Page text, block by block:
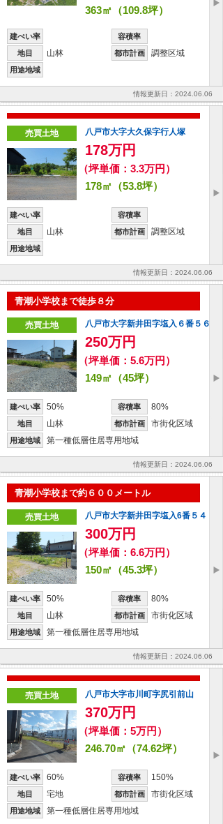
363㎡（109.8坪）
建ぺい率
容積率
地目
山林 都市計画 調整区域
用途地域
情報更新日：2024.06.06
売買土地 八戸市大字大久保字行人塚
178万円
（坪単価：3.3万円）
178㎡（53.8坪）
建ぺい率
容積率
地目
山林 都市計画 調整区域
用途地域
情報更新日：2024.06.06
青潮小学校まで徒歩８分
売買土地 八戸市大字新井田字塩入６番５６
250万円
（坪単価：5.6万円）
149㎡（45坪）
建ぺい率 50% 容積率 80%
地目 山林 都市計画 市街化区域
用途地域 第一種低層住居専用地域
情報更新日：2024.06.06
青潮小学校まで約６００メートル
売買土地 八戸市大字新井田字塩入6番５４
300万円
（坪単価：6.6万円）
150㎡（45.3坪）
建ぺい率 50% 容積率 80%
地目 山林 都市計画 市街化区域
用途地域 第一種低層住居専用地域
情報更新日：2024.06.06
売買土地 八戸市大字市川町字尻引前山
370万円
（坪単価：5万円）
246.70㎡（74.62坪）
建ぺい率 60% 容積率 150%
地目 宅地 都市計画 市街化区域
用途地域 第一種低層住居専用地域